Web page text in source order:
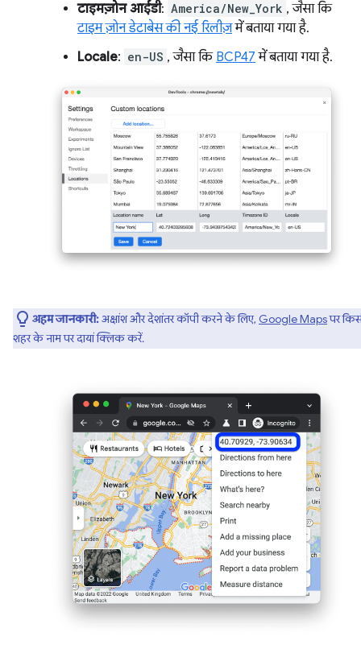
टाइमज़ोन आईडी: America/New_York , जैसा कि
टाइम ज़ोन डेटाबेस की नई रिलीज़में बताया गया है.
Locale: en-US , जैसा कि BCP47 में बताया गया है.
अहम जानकारी:अक्षांश और देशांतर कॉपी करने के लिए, Google Mapsपर
शहर के नाम पर दायां क्लिक करें.